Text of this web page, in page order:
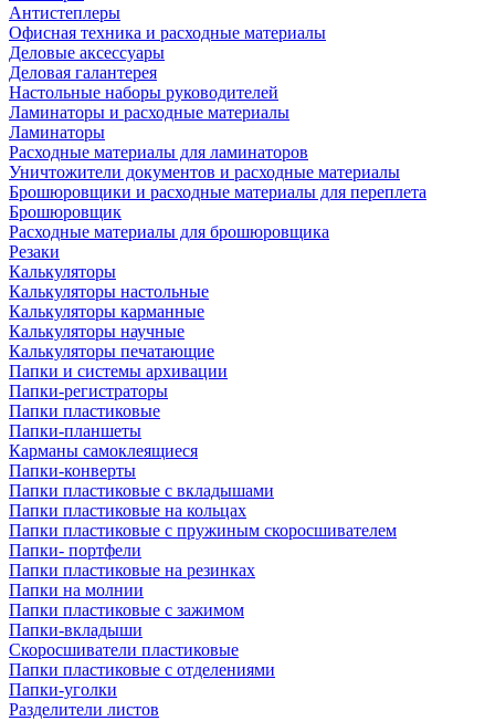
Антистеплеры
Офисная техника и расходные материалы
Деловые аксессуары
Деловая галантерея
Настольные наборы руководителей
Ламинаторы и расходные материалы
Ламинаторы
Расходные материалы для ламинаторов
Уничтожители документов и расходные материалы
Брошюровщики и расходные материалы для переплета
Брошюровщик
Расходные материалы для брошюровщика
Резаки
Калькуляторы
Калькуляторы настольные
Калькуляторы карманные
Калькуляторы научные
Калькуляторы печатающие
Папки и системы архивации
Папки-регистраторы
Папки пластиковые
Папки-планшеты
Карманы самоклеящиеся
Папки-конверты
Папки пластиковые с вкладышами
Папки пластиковые на кольцах
Папки пластиковые с пружиным скоросшивателем
Папки- портфели
Папки пластиковые на резинках
Папки на молнии
Папки пластиковые с зажимом
Папки-вкладыши
Скоросшиватели пластиковые
Папки пластиковые с отделениями
Папки-уголки
Разделители листов